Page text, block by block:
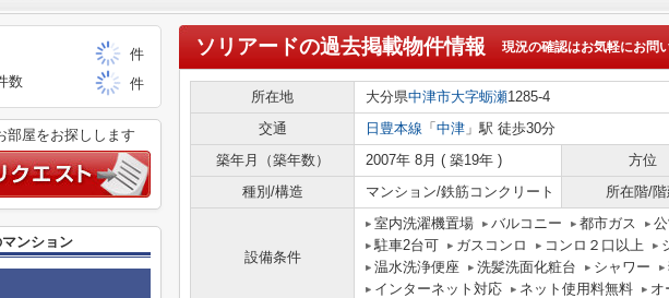
ソリアードの過去掲載物件情報 現況の確認はお気軽にお問
所在地 大分県中津市大字蛎瀬1285-4
交通
日豊本線 「 中津 」駅 徒歩30分
築年月（築年数）
2007年 8月 ( 築19年 ) 方位
種別/構造
マンション/鉄筋コンクリート 所在階/階
設備条件
室内洗濯機置場 バルコニー 都市ガス
駐車2台可
ガスコンロ コンロ２口以上
温水洗浄便座
洗髪洗面化粧台 シャワー
インターネット対応
ネット使用料無料 オ
件
数
件
部屋をお探しします
ンション